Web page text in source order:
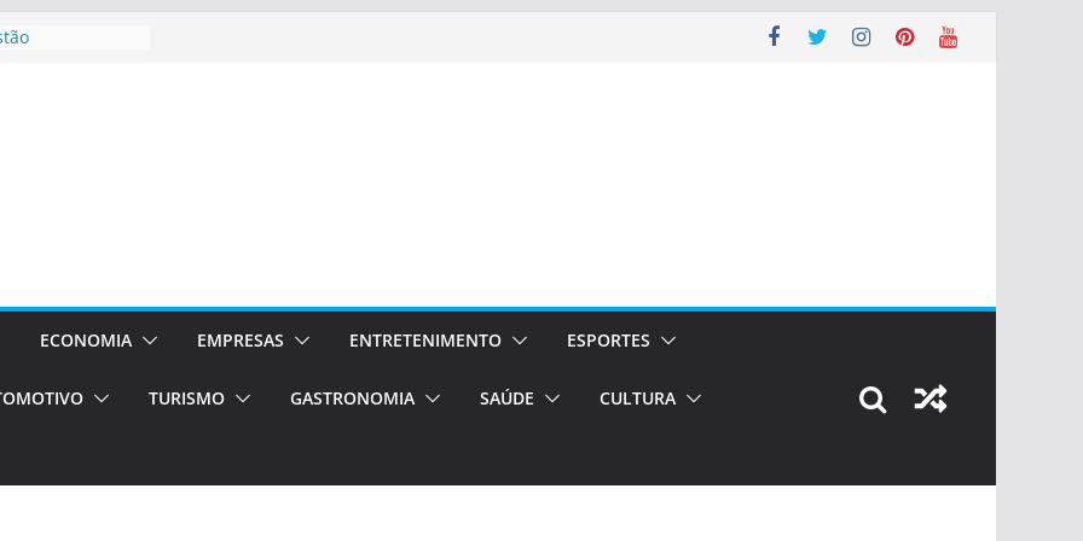
em Porto
de transfer,
de alto padrão
–
o segundo
únicas e
volta!ECONOMIA EMPRESAS ENTRETENIMENTO ESPORTES
TURISMO GASTRONOMIA SAÚDE CULTURA